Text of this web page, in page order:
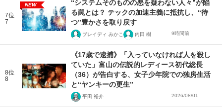
7位
7
NEW
“システムそのものの悪を疑わない人々”が陥
る罠とは？ テックの加速主義に抵抗し、“待
つ”豊かさを取り戻す
ブレイディ みかこ 内田 樹 9時間前
8位
8
《17歳で逮捕》「入っていなければ人を殺し
ていた」富山の伝説的レディース初代総長
（36）が告白する、女子少年院での独房生活
と“ヤンキーの更生”
平田 裕介 2026/08/01